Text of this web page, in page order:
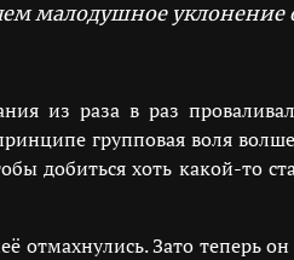
малодушное уклонение
из раза в раз
групповая воля
добиться хоть какой-то
Зато теперь